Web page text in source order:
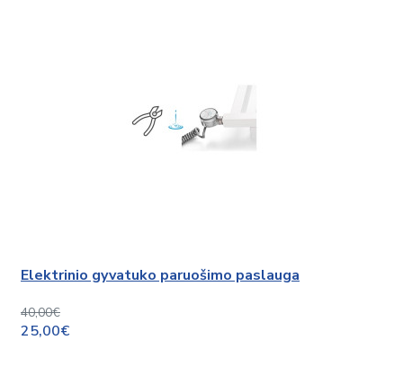
Elektrinio gyvatuko paruošimo paslauga
40,00€
25,00€